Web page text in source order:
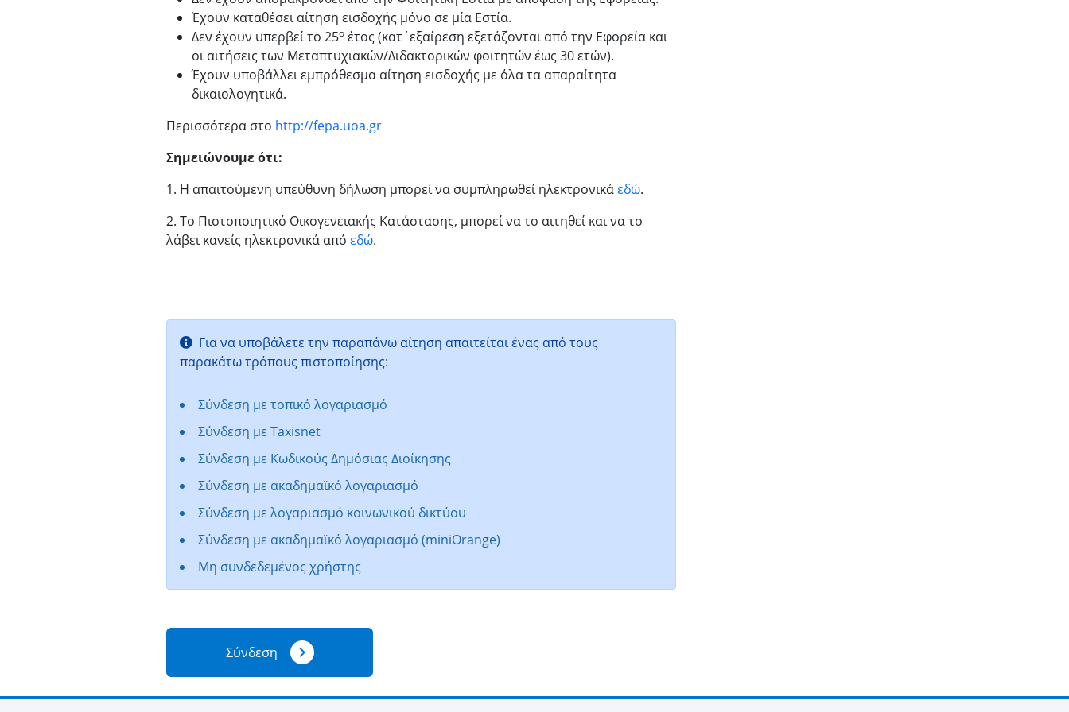
Έχουν καταθέσει αίτηση εισδοχής μόνο σε μία Εστία.
Δεν έχουν υπερβεί το 25ο έτος (κατ΄εξαίρεση εξετάζονται από την Εφορεία και
οι αιτήσεις των Μεταπτυχιακών/Διδακτορικών φοιτητών έως 30 ετών).
Έχουν υποβάλλει εμπρόθεσμα αίτηση εισδοχής με όλα τα απαραίτητα
δικαιολογητικά.
Περισσότερα στο http://fepa.uoa.gr
Σημειώνουμε ότι:
1. Η απαιτούμενη υπεύθυνη δήλωση μπορεί να συμπληρωθεί ηλεκτρονικάεδώ.
2. Το Πιστοποιητικό Οικογενειακής Κατάστασης, μπορεί να το αιτηθεί και να το
λάβει κανείς ηλεκτρονικά από εδώ.
Για να υποβάλετε την παραπάνω αίτηση απαιτείται ένας από τους
παρακάτω τρόπους πιστοποίησης:
Σύνδεση με τοπικό λογαριασμό
Σύνδεση με Taxisnet
Σύνδεση με Κωδικούς Δημόσιας Διοίκησης
Σύνδεση με ακαδημαϊκό λογαριασμό
Σύνδεση με λογαριασμό κοινωνικού δικτύου
Σύνδεση με ακαδημαϊκό λογαριασμό (miniOrange)
Mη συνδεδεμένος χρήστης
Σύνδεση navigate_next